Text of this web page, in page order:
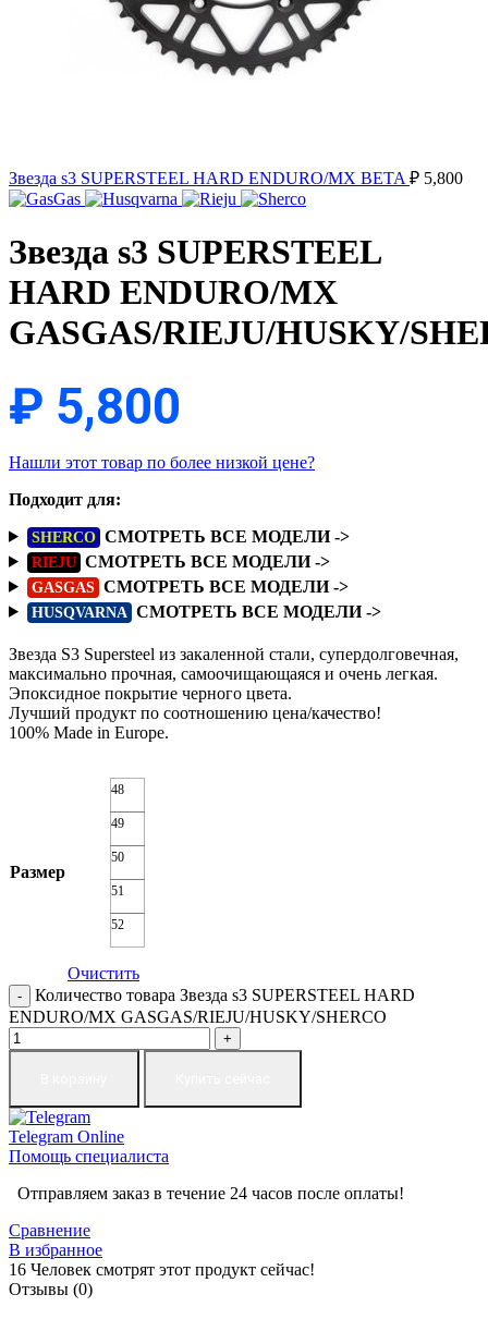
Звезда s3 SUPERSTEEL HARD ENDURO/MX BETA ₽ 5,800
Звезда s3 SUPERSTEEL
HARD ENDURO/MX
GASGAS/RIEJU/HUSKY/
₽ 5,800
Нашли этот товар по более низкой цене?
Подходит для:
SHERCO СМОТРЕТЬ ВСЕ МОДЕЛИ ->
RIEJU СМОТРЕТЬ ВСЕ МОДЕЛИ ->
GASGAS СМОТРЕТЬ ВСЕ МОДЕЛИ ->
HUSQVARNA СМОТРЕТЬ ВСЕ МОДЕЛИ ->
Звезда S3 Supersteel из закаленной стали, супердолговечная,
максимально прочная, самоочищающаяся и очень легкая.
Эпоксидное покрытие черного цвета.
Лучший продукт по соотношению цена/качество!
100% Made in Europe.
Размер
48
49
50
51
52
Очистить
Количество товара Звезда s3 SUPERSTEEL HARD
ENDURO/MX GASGAS/RIEJU/HUSKY/SHERCO
Telegram Online
Помощь специалиста
Отправляем заказ в течение 24 часов после оплаты!
Сравнение
В избранное
16 Человек смотрят этот продукт сейчас!
Отзывы (0)